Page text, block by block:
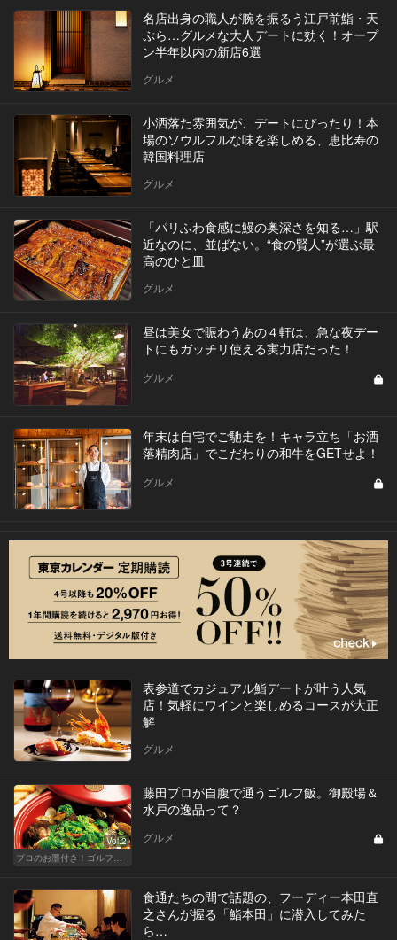
名店出身の職人が腕を振るう江戸前鮨・天
ぷら…グルメな大人デートに効く！オープ
ン半年以内の新店6選
グルメ
小洒落た雰囲気が、デートにぴったり！本
場のソウルフルな味を楽しめる、恵比寿の
韓国料理店
グルメ
「パリふわ食感に鰻の奥深さを知る…」駅
近なのに、並ばない。“食の賢人”が選ぶ最
高のひと皿
グルメ
昼は美女で賑わうあの４軒は、急な夜デー
トにもガッチリ使える実力店だった！
グルメ
年末は自宅でご馳走を！キャラ立ち「お洒
落精肉店」でこだわりの和牛をGETせよ！
グルメ
表参道でカジュアル鮨デートが叶う人気
店！気軽にワインと楽しめるコースが大正
解
グルメ
Vol.2
プロのお墨付き！ゴルフ帰りの絶品グルメ
藤田プロが自腹で通うゴルフ飯。御殿場＆
水戸の逸品って？
グルメ
食通たちの間で話題の、フーディー本田直
之さんが握る「鮨本田」に潜入してみた
ら…